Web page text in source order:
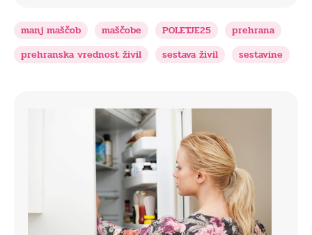
manj maščob maščobe POLETJE25
prehrana
prehranska vrednost živil
sestava živil sestavine